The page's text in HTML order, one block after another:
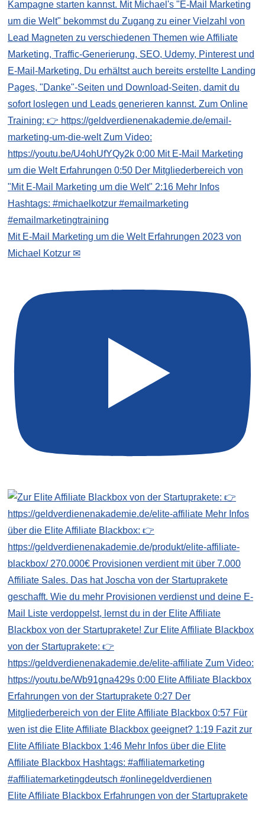
Mit E-Mail Marketing um die Welt Erfahrungen 2023 von
Michael Kotzur ✉
Elite Affiliate Blackbox Erfahrungen von der Startuprakete